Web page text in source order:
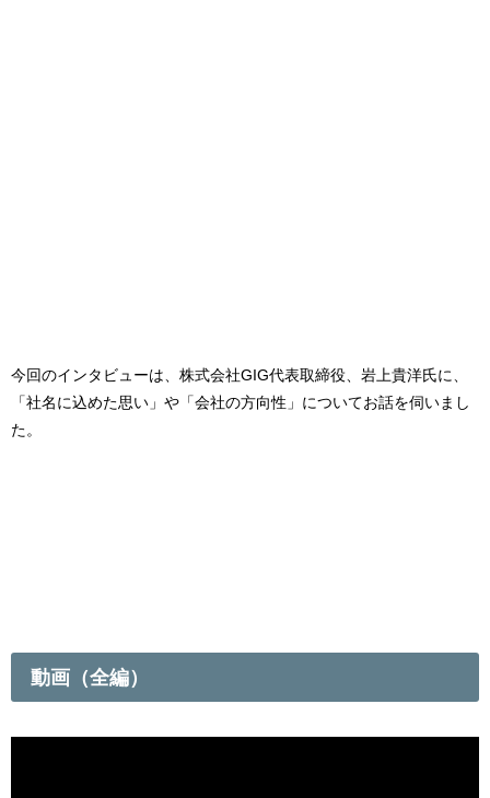
今回のインタビューは、株式会社GIG代表取締役、岩上貴洋氏に、
「社名に込めた思い」や「会社の方向性」についてお話を伺いまし
た。
動画（全編）